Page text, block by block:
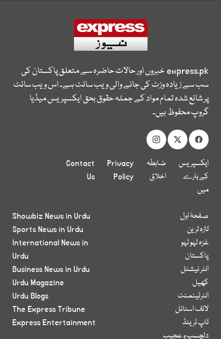
express.pkخبروں اور حالات حاضرہ سے متعلق پاکستان کی
سب سے زیادہ وزٹ کی جانے والی ویب سائٹ ہے۔ اس ویب سائٹ
پر شائع شدہ تمام مواد کے جملہ حقوق بحق ایکسپریس میڈیا
گروپ محفوظ ہیں۔
ایکسپریس
کے بارے
میں
ضابطہ
اخلاق
Privacy
Policy
Contact
Us
صفحۂ اول
تازہ ترین
غزہ لہو لہو
پاکستان
انٹر نیشنل
کھیل
انٹرٹینمنٹ
لائف اسٹائل
ٹاپ ٹرینڈ
دلچسپ و عجیب
Showbiz News in Urdu
Sports News in Urdu
International News in
Urdu
Business News in Urdu
Urdu Magazine
Urdu Blogs
The Express Tribune
Express Entertainment